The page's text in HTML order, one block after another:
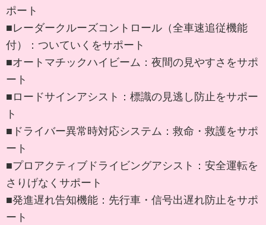
ポート
■レーダークルーズコントロール（全車速追従機能
付）：ついていくをサポート
■オートマチックハイビーム：夜間の見やすさをサポ
ート
■ロードサインアシスト：標識の見逃し防止をサポー
ト
■ドライバー異常時対応システム：救命・救護をサポ
ート
■プロアクティブドライビングアシスト：安全運転を
さりげなくサポート
■発進遅れ告知機能：先行車・信号出遅れ防止をサポ
ート